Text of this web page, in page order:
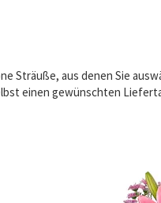
Sträuße, aus denen Sie
einen gewünschten